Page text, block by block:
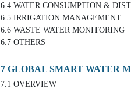
6.4 WATER CONSUMPTION &
6.5 IRRIGATION MANAGEMENT
6.6 WASTE WATER MONITORING
6.7 OTHERS
7 GLOBAL SMART WATER
7.1 OVERVIEW